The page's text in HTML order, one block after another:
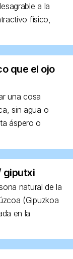
a la
físico,
que el ojo
una cosa
sin agua o
áspero o
giputxi
natural de la
(Gipuzkoa
en la